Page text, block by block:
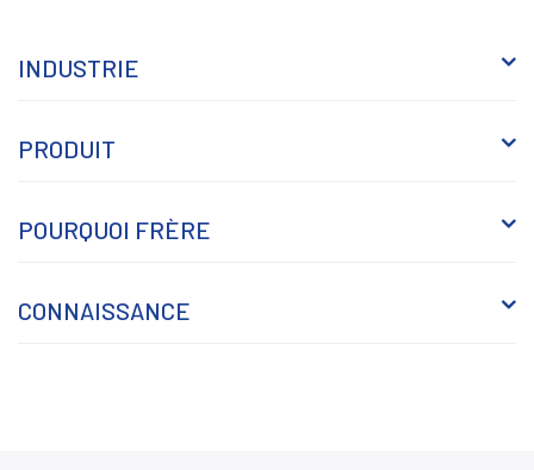
INDUSTRIE
PRODUIT
POURQUOI FRÈRE
CONNAISSANCE